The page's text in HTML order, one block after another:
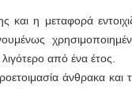
η μεταφορά
από ένα έτος.
άνθρακα